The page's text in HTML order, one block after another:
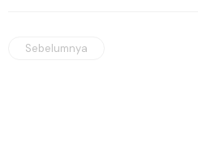
Sebelumnya